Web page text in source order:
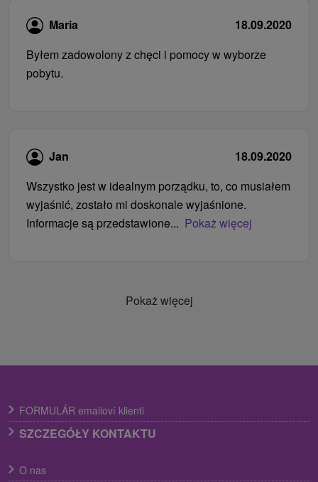
Maria
18.09.2020
Byłem zadowolony z chęci i pomocy w wyborze
pobytu.
Jan
18.09.2020
Wszystko jest w idealnym porządku, to, co musiałem
wyjaśnić, zostało mi doskonale wyjaśnione.
Informacje są przedstawione... Pokaż więcej
Pokaż więcej
FORMULÁR emailoví klienti
SZCZEGÓŁY KONTAKTU
O nas